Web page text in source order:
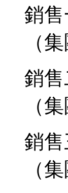
銷售
（
銷售
（
銷售
（